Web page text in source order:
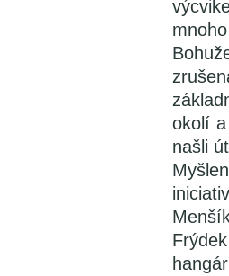
okolí
našli